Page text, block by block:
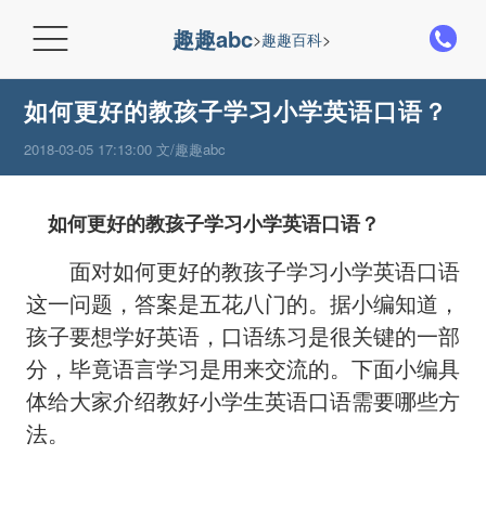
 趣趣abc>趣趣百科>
如何更好的教孩子学习小学英语口语？
2018-03-05 17:13:00 文/趣趣abc
如何更好的教孩子学习小学英语口语？
面对如何更好的教孩子学习小学英语口语
这一问题，答案是五花八门的。据小编知道，
孩子要想学好英语，口语练习是很关键的一部
分，毕竟语言学习是用来交流的。下面小编具
体给大家介绍教好小学生英语口语需要哪些方
法。